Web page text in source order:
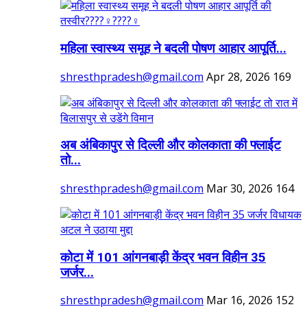
महिला स्वास्थ्य समूह ने बदली पोषण आहार आपूर्ति...
shresthpradesh@gmail.com Apr 28, 2026 169
अब अंबिकापुर से दिल्ली और कोलकाता की फ्लाईट
तो...
shresthpradesh@gmail.com Mar 30, 2026 164
कोटा में 101 आंगनबाड़ी केंद्र भवन विहीन 35
जर्जर...
shresthpradesh@gmail.com Mar 16, 2026 152